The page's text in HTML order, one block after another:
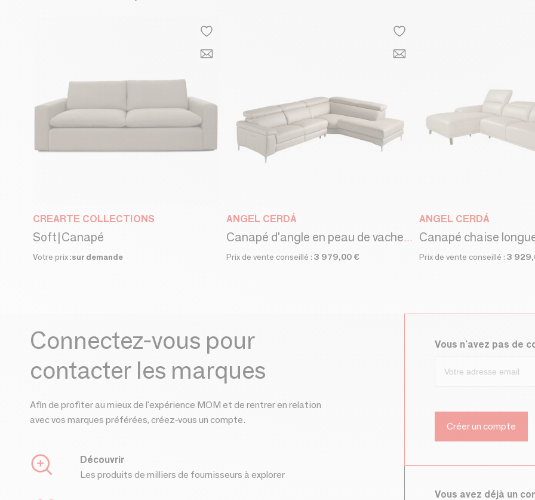
CREARTE COLLECTIONS
Soft|Canapé
Votre prix :sur demande
ANGEL CERDÁ
Canapé d'angle en peau de vache relax mécanismes
Prix de vente conseillé : 3 979,00 €
ANGEL CERDÁ
Prix de vente conseillé : 3
Connectez-vous pour
contacter les marques
Afin de profiter au mieux de l'expérience MOM et de rentrer en relation
avec vos marques préférées, créez-vous un compte.
Découvrir
Les produits de milliers de fournisseurs à explorer
Vous n'avez pas de
Vous avez déjà un